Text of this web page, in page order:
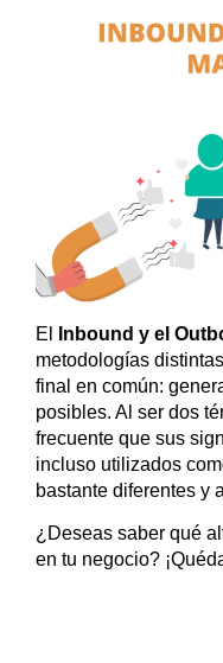
El Inbound y el
metodologías
final en común:
posibles. Al ser dos
frecuente que sus
incluso utilizados
bastante diferentes y
¿Deseas saber qué
en tu negocio?